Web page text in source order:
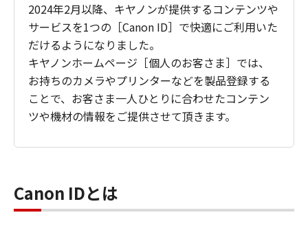
2024年2月以降、キヤノンが提供するコンテンツや
サービスを1つの［Canon ID］で快適にご利用いた
だけるようになりました。
キヤノンホームページ［個人のお客さま］では、
お持ちのカメラやプリンターなどを製品登録する
ことで、お客さま一人ひとりに合わせたコンテン
ツや機材の情報をご提供させて頂きます。
Canon IDとは